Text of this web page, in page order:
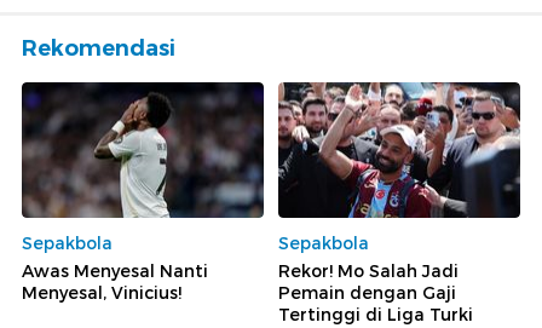
Rekomendasi
Sepakbola
Awas Menyesal Nanti
Menyesal, Vinicius!
Sepakbola
Rekor! Mo Salah Jadi
Pemain dengan Gaji
Tertinggi di Liga Turki